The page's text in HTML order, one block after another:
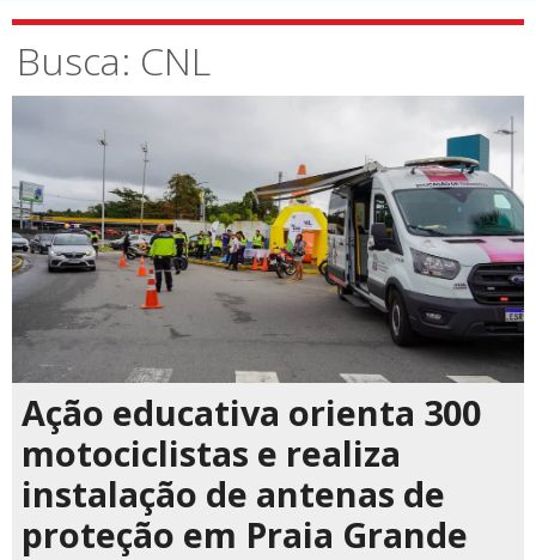
Busca: CNL
Ação educativa orienta 300
motociclistas e realiza
instalação de antenas de
proteção em Praia Grande